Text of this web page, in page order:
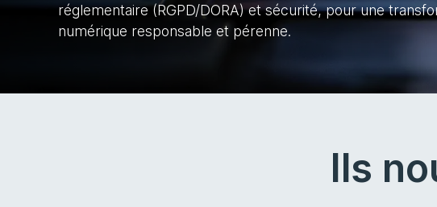
réglementaire (RGPD/DORA) et sécurité, pour une
numérique responsable et pérenne.
Ils